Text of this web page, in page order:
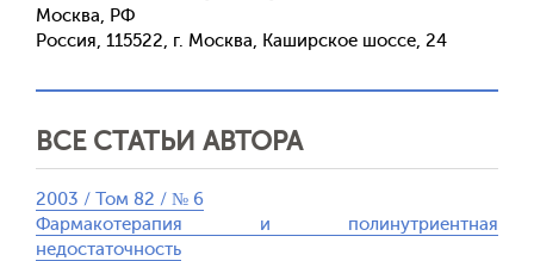
Москва, РФ
Россия, 115522, г. Москва, Каширское шоссе, 24
ВСЕ СТАТЬИ АВТОРА
2003 / Том 82 / № 6
Фармакотерапия и полинутриентная
недостаточность